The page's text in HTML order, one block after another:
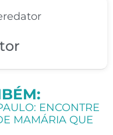
ENCONTRE
MAMÁRIA QUE